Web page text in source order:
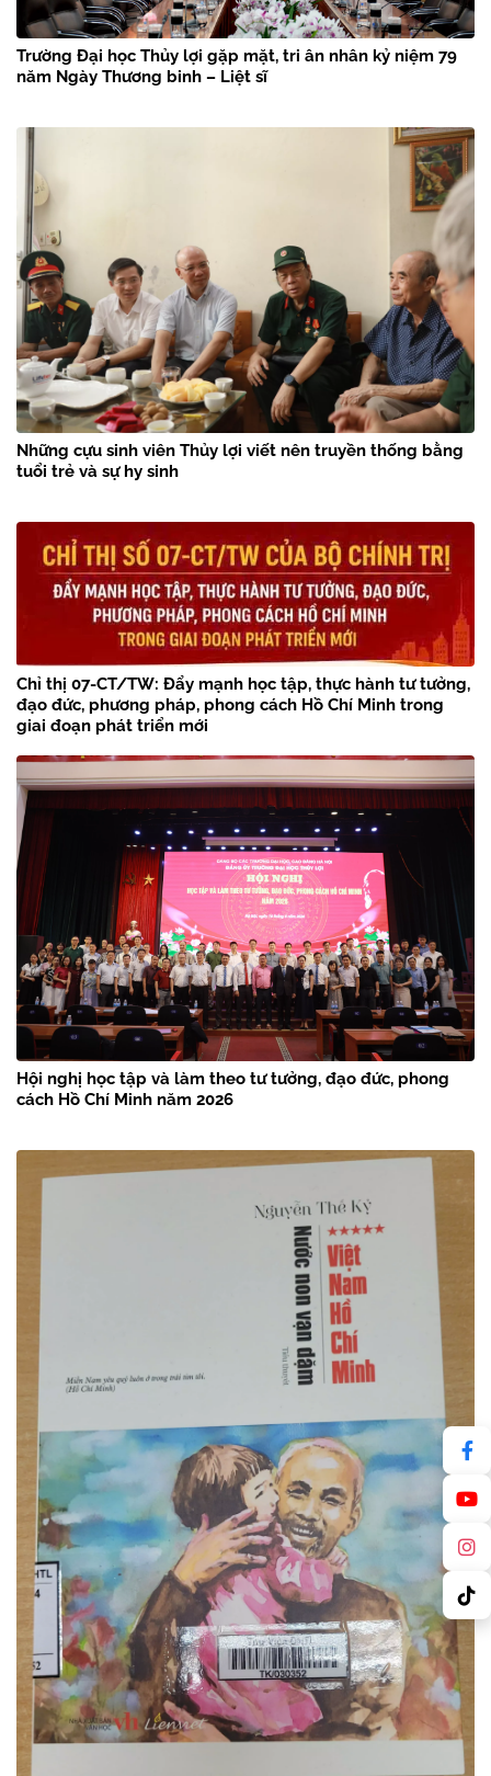
Trường Đại học Thủy lợi gặp mặt, tri ân nhân kỷ niệm 79
năm Ngày Thương binh – Liệt sĩ
Những cựu sinh viên Thủy lợi viết nên truyền thống bằng
tuổi trẻ và sự hy sinh
Chỉ thị 07-CT/TW: Đẩy mạnh học tập, thực hành tư tưởng,
đạo đức, phương pháp, phong cách Hồ Chí Minh trong
giai đoạn phát triển mới
Hội nghị học tập và làm theo tư tưởng, đạo đức, phong
cách Hồ Chí Minh năm 2026